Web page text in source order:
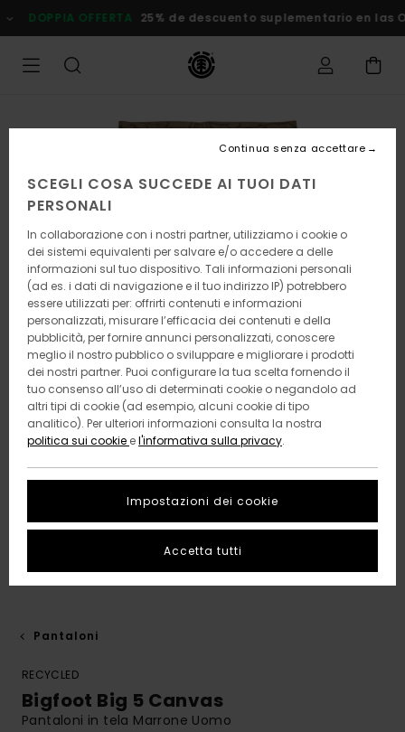
alle
informazioni
prodotto
DOPPIA OFFERTA 25% de descuento suplementario en
Pantaloni
RECYCLED
Bigfoot Big 5 Canvas
Pantaloni in tela Marrone Uomo
SCEGLI COSA SUCCEDE AI TUOI DATI
PERSONALI
In collaborazione con i nostri partner, utilizziamo i cookie o
dei sistemi equivalenti per salvare e/o accedere a delle
informazioni sul tuo dispositivo. Tali informazioni personali
(ad es. i dati di navigazione e il tuo indirizzo IP) potrebbero
essere utilizzati per: offrirti contenuti e informazioni
personalizzati, misurare l’efficacia dei contenuti e della
pubblicità, per fornire annunci personalizzati, conoscere
meglio il nostro pubblico o sviluppare e migliorare i prodotti
dei nostri partner. Puoi configurare la tua scelta fornendo il
tuo consenso all’uso di determinati cookie o negandolo ad
altri tipi di cookie (ad esempio, alcuni cookie di tipo
analitico). Per ulteriori informazioni consulta la nostra
politica sui cookie el'informativa sulla privacy.
Impostazioni dei cookie
Continua senza accettare
Accetta tutti